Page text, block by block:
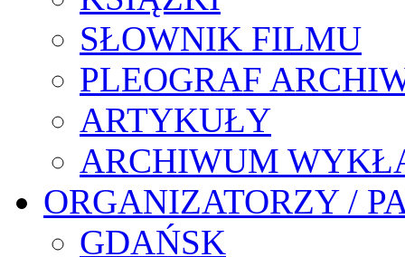
SŁOWNIK FILMU
PLEOGRAF
ARTYKUŁY
ARCHIWUM
ORGANIZATORZY /
GDAŃSK